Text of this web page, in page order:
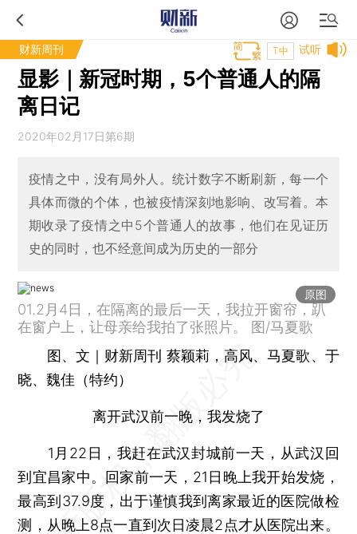
财新周刊 试听
T中
显影｜新冠时期，5个普通人的隔
离日记
2020年02月17日第6期
疫情之中，没有局外人。统计数字不断刷新，每一个
具体而微的个体，也被疫情深刻地影响、改写着。本
期收录了疫情之中5个普通人的故事，他们在见证历
史的同时，也不经意间成为历史的一部分
原图
01.2月4日，在隔离的最后一天，我拉开窗帘，趴
在窗户上，让母亲给我拍了张照片。 图/马夏歌
图、文｜财新周刊 蔡颖莉，高风、马夏歌、于
晓、魏佳（特约）
离开武汉前一晚，我发烧了
1月22日，我赶在武汉封城前一天，从武汉回
到宜昌家中。回家前一天，21日晚上我开始发烧，
最高到37.9度，出于谨慎我到离家最近的医院做检
测，从晚上8点一直到次日凌晨2点才从医院出来。